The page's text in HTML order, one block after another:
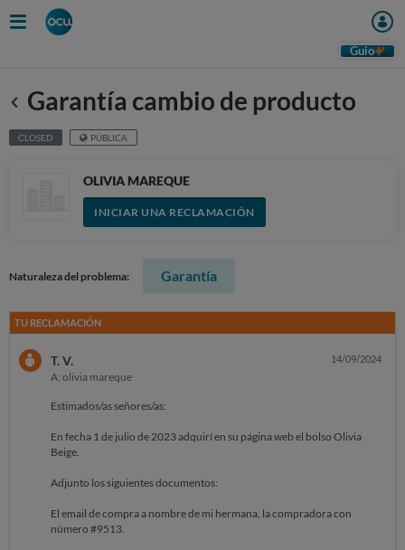
Guio
Anterior
Garantía cambio de producto
CLOSED PÚBLICA
OLIVIA MAREQUE
INICIAR UNA RECLAMACIÓN
Naturaleza del problema: Garantía
TU RECLAMACIÓN
T. V.
A: olivia mareque
14/09/2024
Estimados/as señores/as:
En fecha 1 de julio de 2023 adquirí en su página web el bolso Olivia
Beige.
Adjunto los siguientes documentos:
El email de compra a nombre de mi hermana, la compradora con
número #9513.